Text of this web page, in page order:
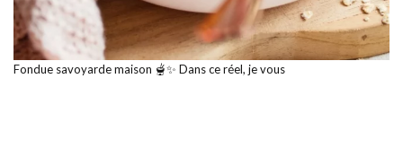
Fondue savoyarde maison 🫕✨ Dans ce réel, je vous